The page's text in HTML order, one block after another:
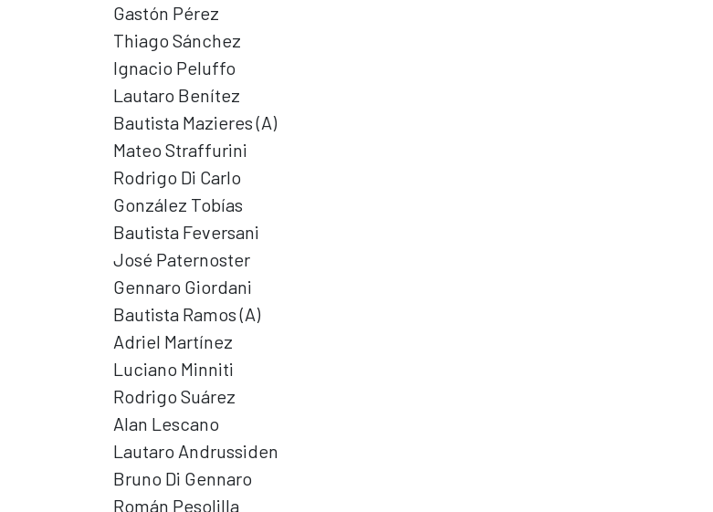
Gastón Pérez
Thiago Sánchez
Ignacio Peluffo
Lautaro Benítez
Bautista Mazieres (A)
Mateo Straffurini
Rodrigo Di Carlo
González Tobías
Bautista Feversani
José Paternoster
Gennaro Giordani
Bautista Ramos (A)
Adriel Martínez
Luciano Minniti
Rodrigo Suárez
Alan Lescano
Lautaro Andrussiden
Bruno Di Gennaro
Román Pesolilla